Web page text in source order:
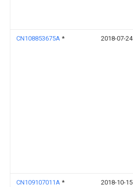
CN108853675A * 2018-07-24
CN109107011A * 2018-10-15